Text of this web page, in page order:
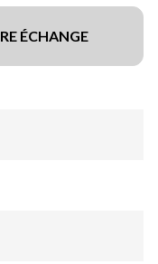
ÉCHANGE